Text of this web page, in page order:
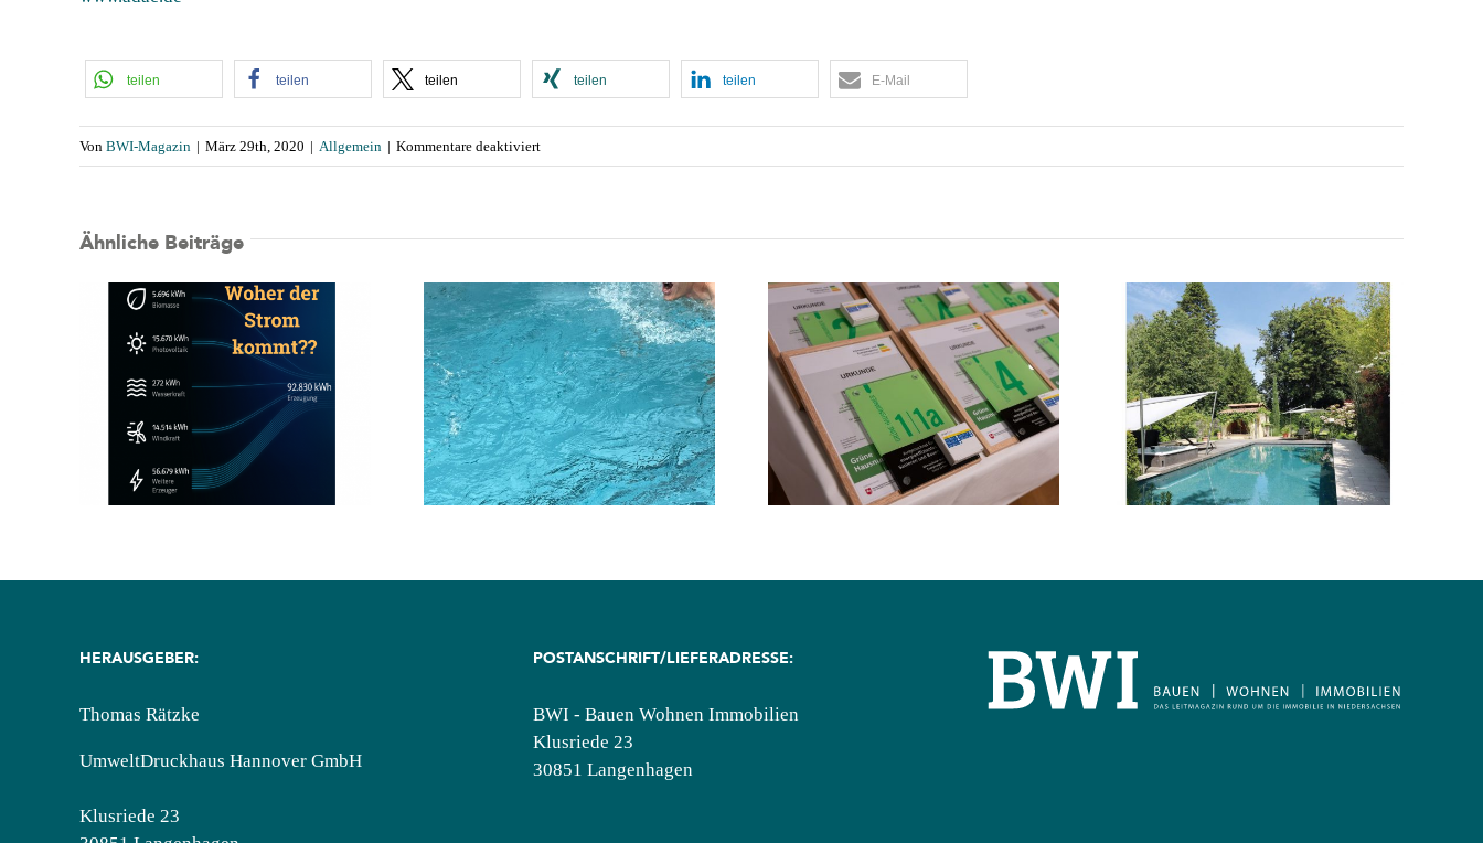
teilen teilen teilen teilen teilen E-Mail
Von BWI-Magazin | März 29th, 2020 | Allgemein | Kommentare deaktiviertfür
Hohe
Ähnliche Beiträge
Abtauchen, Pool testen
💦
🌿 Grüne Hausnummer
2026: Auszeichnung für
energieeffiziente
Wohngebäude
Ausgabe 2/2026 –
Dachausbau, Pools &
Schwimmteiche, Fliesen,
Steinböden & Co.
HERAUSGEBER:
Thomas Rätzke
UmweltDruckhaus Hannover GmbH
Klusriede 23
POSTANSCHRIFT/LIEFERADRESSE:
BWI - Bauen Wohnen Immobilien
Klusriede 23
30851 Langenhagen